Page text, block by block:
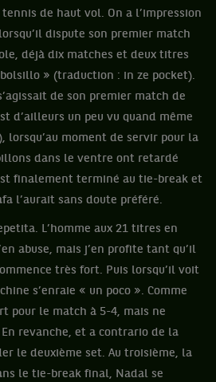
de haut vol. On a l’impression
dispute son premier match
déjà dix matches et deux titres
» (traduction : in ze pocket).
de son premier match de
d’ailleurs un peu vu quand même
lorsqu’au moment de servir pour la
dans le ventre ont retardé
finalement terminé au tie-break et
l’aurait sans doute préféré.
L’homme aux 21 titres en
abuse, mais j’en profite tant qu’il
très fort. Puis lorsqu’il voit
s’enraie « un poco ». Comme
pour le match à 5-4, mais ne
revanche, et a contrario de la
le deuxième set. Au troisième, la
le tie-break final, Nadal se